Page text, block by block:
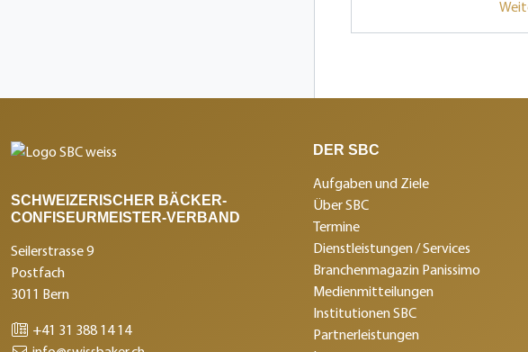
SCHWEIZERISCHER BÄCKER-
CONFISEURMEISTER-VERBAND
Seilerstrasse 9
Postfach
3011 Bern
+41 31 388 14 14
DER SBC
Aufgaben und Ziele
Über SBC
Termine
Dienstleistungen / Services
Branchenmagazin Panissimo
Medienmitteilungen
Institutionen SBC
Partnerleistungen